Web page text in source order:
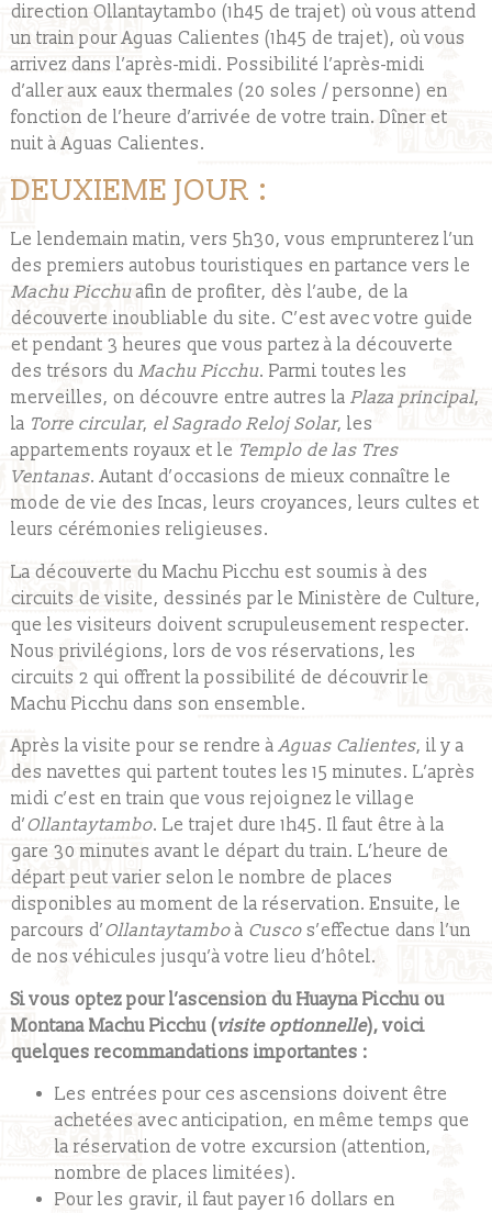
direction Ollantaytambo (1h45 de trajet) où vous attend
un train pour Aguas Calientes (1h45 de trajet), où vous
arrivez dans l’après-midi. Possibilité l’après-midi
d’aller aux eaux thermales (20 soles / personne) en
fonction de l’heure d’arrivée de votre train. Dîner et
nuit à Aguas Calientes.
DEUXIEME JOUR :
Le lendemain matin, vers 5h30, vous emprunterez l’un
des premiers autobus touristiques en partance vers le
Machu Picchuafin de profiter, dès l’aube, de la
découverte inoubliable du site. C’est avec votre guide
et pendant 3 heures que vous partez à la découverte
des trésors du Machu Picchu. Parmi toutes les
merveilles, on découvre entre autres la Plaza principal,
la Torre circular, el Sagrado Reloj Solar, les
appartements royaux et le Templo de las Tres
Ventanas. Autant d’occasions de mieux connaître le
mode de vie des Incas, leurs croyances, leurs cultes et
leurs cérémonies religieuses.
La découverte du Machu Picchu est soumis à des
circuits de visite, dessinés par le Ministère de Culture,
que les visiteurs doivent scrupuleusement respecter.
Nous privilégions, lors de vos réservations, les
circuits 2 qui offrent la possibilité de découvrir le
Machu Picchu dans son ensemble.
Après la visite pour se rendre àAguas Calientes, il y a
des navettes qui partent toutes les 15 minutes. L’après
midi c’est en train que vous rejoignez le village
d’Ollantaytambo. Le trajet dure 1h45. Il faut être à la
gare 30 minutes avant le départ du train. L’heure de
départ peut varier selon le nombre de places
disponibles au moment de la réservation. Ensuite, le
parcours d’Ollantaytamboà Cusco s’effectue dans l’un
de nos véhicules jusqu’à votre lieu d’hôtel.
Si vous optez pour l’ascension du Huayna Picchu ou
Montana Machu Picchu (visite optionnelle), voici
quelques recommandations importantes :
Les entrées pour ces ascensions doivent être
achetées avec anticipation, en même temps que
la réservation de votre excursion (attention,
nombre de places limitées).
Pour les gravir, il faut payer 16 dollars en